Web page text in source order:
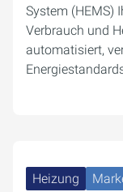
System (HEMS)
Verbrauch und
automatisiert,
Heizung